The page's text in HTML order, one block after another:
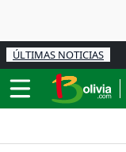
ÚLTIMAS NOTICIAS